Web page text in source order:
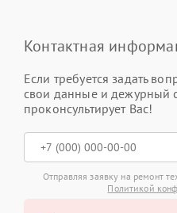
Контактная
Если требуется задать
свои данные и дежурный
проконсультирует Вас!
Отправляя заявку на ремонт
Политикой